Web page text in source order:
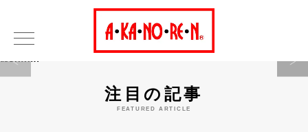
Warning
注目の記事
FEATURED ARTICLE